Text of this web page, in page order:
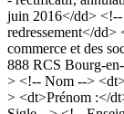
juin 2016</dd>
redressement</
commerce et des
888 RCS Bourg-
> <!-- Nom -->
> <dt>Prénom :</